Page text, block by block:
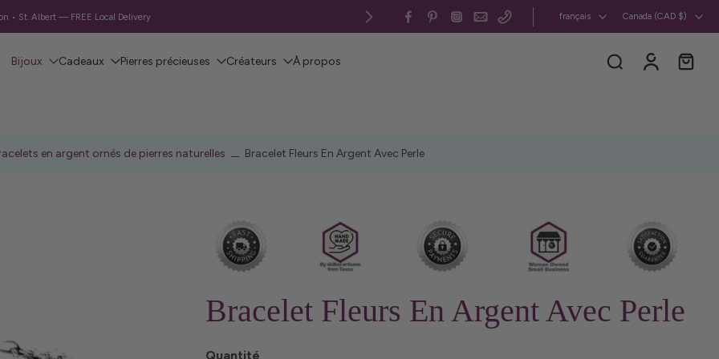
Local Delivery Canada et États-Unis : livraison gratuite pour les
français Canada ‎(CAD $)‎
Bijoux Cadeaux Pierres précieuses Créateurs À propos
en argent ornés de pierres naturelles Bracelet Fleurs En Argent Avec Perle
Bracelet Fleurs En Argent Avec Perle
Quantité